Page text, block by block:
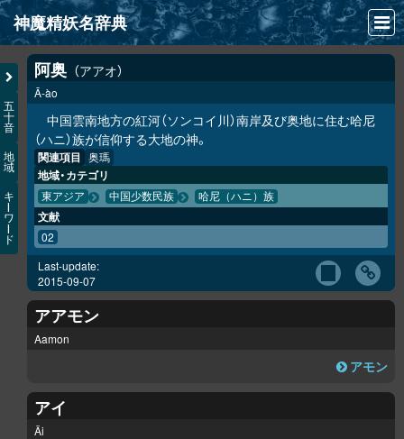
神魔精妖名辞典
NEWS
INFO
文献
検索
凖項目
画像資料便覧
LINK
五
十
音
地
域
キ
ワ
ド
阿奥 アアオ
Ā-ào
中国雲南地方の紅河（ソンコイ川）南岸及び奥地に住む哈尼
（ハニ）族が信仰する大地の神。
関連項目 奥瑪
地域・カテゴリ
東アジア 中国少数民族 哈尼（ハニ）族
文献
02
Last-update:
2015-09-07
アアモン
Aamon
アモン
アイ
Äi